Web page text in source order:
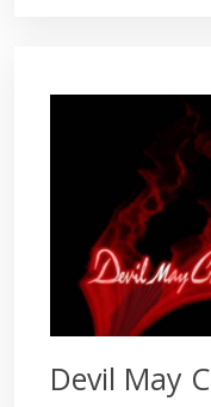
Devil May